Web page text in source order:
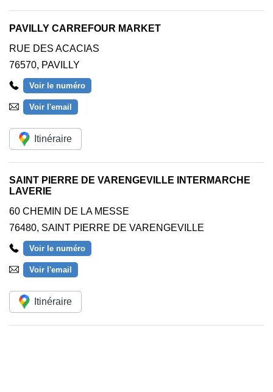
PAVILLY CARREFOUR MARKET
RUE DES ACACIAS
76570, PAVILLY
Voir le numéro
Voir l'email
Itinéraire
SAINT PIERRE DE VARENGEVILLE INTERMARCHE
LAVERIE
60 CHEMIN DE LA MESSE
76480, SAINT PIERRE DE VARENGEVILLE
Voir le numéro
Voir l'email
Itinéraire